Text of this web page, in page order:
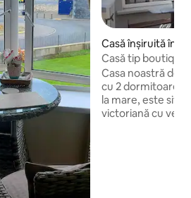
Casă înșiruită în
Casă tip boutique
mare
Casa noastră de
cu 2 dormitoare,
la mare, este
victoriană cu